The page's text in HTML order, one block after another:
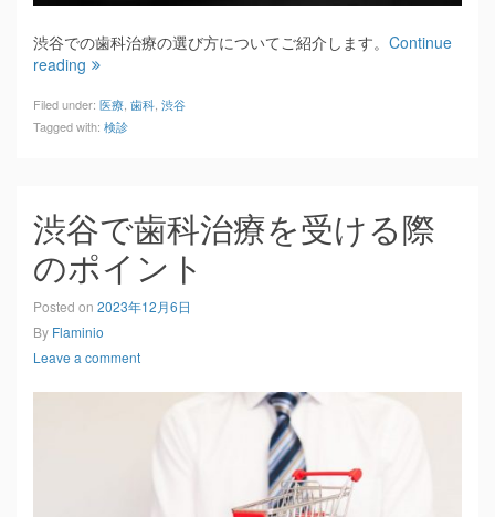
渋谷での歯科治療の選び方についてご紹介します。 Continue
reading
Filed under: 医療 歯科 渋谷
Tagged with: 検診
渋谷で歯科治療を受ける際
のポイント
Posted on 2023年12月6日
By Flaminio
Leave a comment